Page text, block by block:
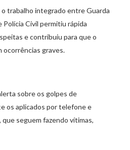
trabalho integrado entre Guarda
Polícia Civil permitiu rápida
e contribuiu para que o
graves.
sobre os golpes de
os aplicados por telefone e
seguem fazendo vítimas,